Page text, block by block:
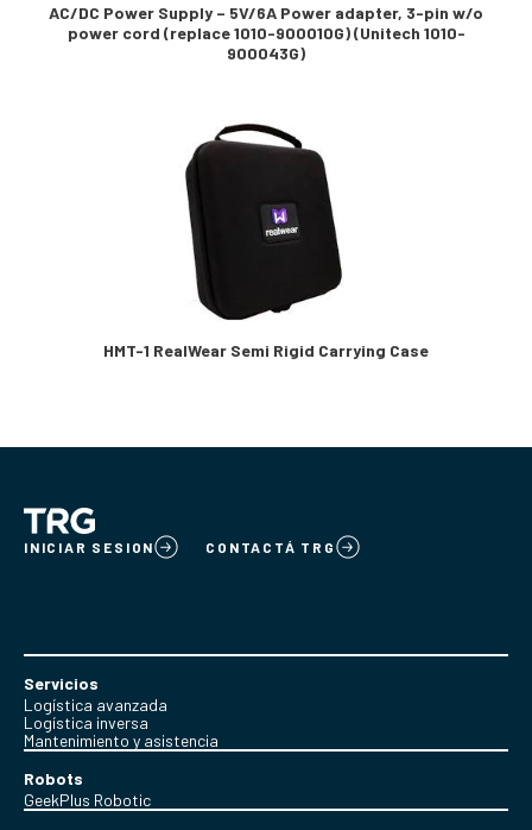
AC/DC Power Supply – 5V/6A Power adapter, 3-pin w/o
power cord (replace 1010-900010G) (Unitech 1010-
900043G)
HMT-1 RealWear Semi Rigid Carrying Case
INICIAR SESION CONTACTÁ TRG
Servicios
Logística avanzada
Logística inversa
Mantenimiento y asistencia
Robots
GeekPlus Robotic